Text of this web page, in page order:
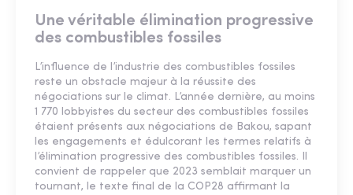
Une véritable élimination progressive
des combustibles fossiles
L’influence de l’industrie des combustibles fossiles
reste un obstacle majeur à la réussite des
négociations sur le climat. L’année dernière, au moins
1 770 lobbyistes du secteur des combustibles fossiles
étaient présents aux négociations de Bakou, sapant
les engagements et édulcorant les termes relatifs à
l’élimination progressive des combustibles fossiles. Il
convient de rappeler que 2023 semblait marquer un
tournant, le texte final de la COP28 affirmant la